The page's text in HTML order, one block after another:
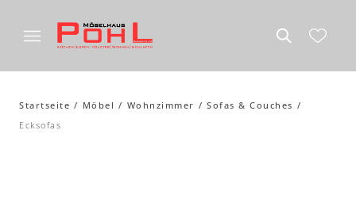
Startseite Möbel Wohnzimmer
Sofas & Couches
Ecksofas